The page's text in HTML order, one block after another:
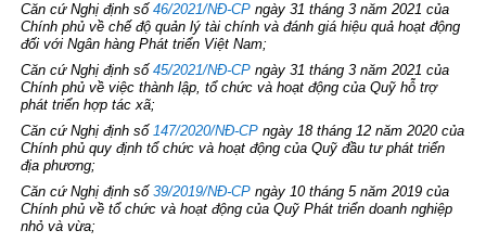
Căn cứ Nghị định số46/2021/NĐ-CP ngày 31 tháng 3 năm 2021 của
Chính phủ về chế độ quản lý tài chính và đánh giá hiệu quả hoạt động
đối với Ngân hàng Phát triển Việt Nam;
Căn cứ Nghị định số45/2021/NĐ-CP ngày 31 tháng 3 năm 2021 của
Chính phủ về việc thành lập, tổ chức và hoạt động của Quỹ hỗ trợ
phát triển hợp tác xã;
Căn cứ Nghị định số147/2020/NĐ-CP ngày 18 tháng 12 năm 2020 của
Chính phủ quy định tổ chức và hoạt động của Quỹ đầu tư phát triển
địa phương;
Căn cứ Nghị định số39/2019/NĐ-CP ngày 10 tháng 5 năm 2019 của
Chính phủ về tổ chức và hoạt động của Quỹ Phát triển doanh nghiệp
nhỏ và vừa;